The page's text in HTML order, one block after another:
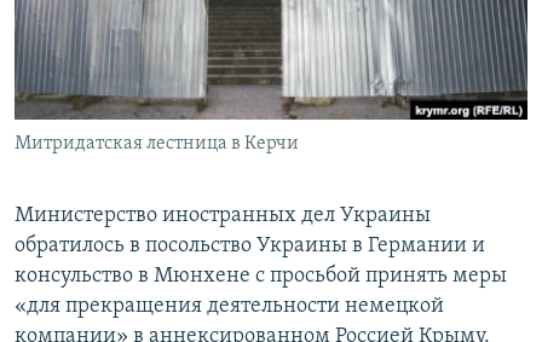
ПОБЕДИТЕЛЕЙ НЕ СУДЯТ?
КРЫМ.НЕПОКОРЕННЫЙ
ELIFBE
УКРАИНСКАЯ ПРОБЛЕМА КРЫМА
ПРИСОЕДИНЯЙТЕСЬ!
Митридатская лестница в Керчи
Министерство иностранных дел Украины
обратилось в посольство Украины в Германии и
консульство в Мюнхене с просьбой принять меры
«для прекращения деятельности немецкой
компании» в аннексированном Россией Крыму.